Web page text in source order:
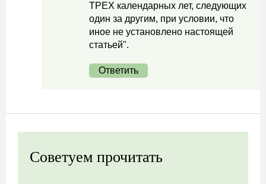
ТРЕХ календарных лет, следующих
один за другим, при условии, что
иное не установлено настоящей
статьей".
Ответить
Советуем прочитать